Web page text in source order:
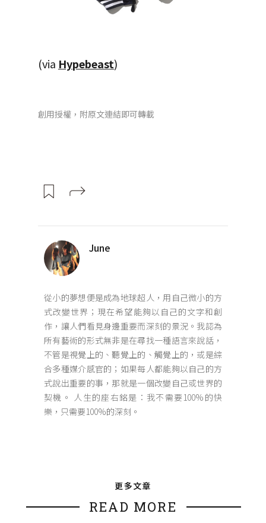
(via Hypebeast)
創用授權，附原文連結即可轉載
June
從小的夢想便是成為地球超人，用自己微小的方
式改變世界；現在希望能夠以自己的文字和創
作，讓人們看見身邊重要而深刻的景況。我認為
所有藝術的形式無非是在尋找一種語言來說話，
不管是視覺上的、聽覺上的、觸覺上的，或是綜
合多種媒介感官的；如果每人都能夠以自己的方
式說出重要的事，那就是一個改變自己或世界的
契機。 人生的座右銘是：我不需要100%的快
樂，只需要100%的深刻。
更多文章
READ MORE